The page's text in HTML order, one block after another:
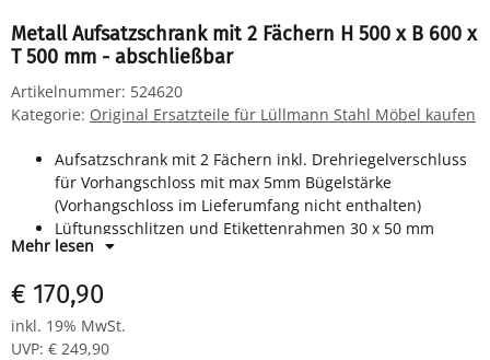
Metall Aufsatzschrank mit 2 Fächern H 500 x B 600 x
T 500 mm - abschließbar
Artikelnummer: 524620
Kategorie: Original Ersatzteile für Lüllmann Stahl Möbel kaufen
Aufsatzschrank mit 2 Fächern inkl. Drehriegelverschluss
für Vorhangschloss mit max 5mm Bügelstärke
(Vorhangschloss im Lieferumfang nicht enthalten)
Lüftungsschlitzen und Etikettenrahmen 30 x 50 mm
Maße: H 500 x B 600 x T 500 mm
notwendig
Mehr lesen
€ 170,90
inkl. 19% MwSt.
UVP: € 249,90